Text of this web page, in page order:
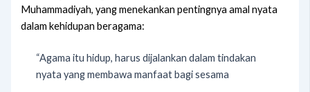
Muhammadiyah, yang menekankan pentingnya amal nyata
dalam kehidupan beragama:
“Agama itu hidup, harus dijalankan dalam tindakan
nyata yang membawa manfaat bagi sesama